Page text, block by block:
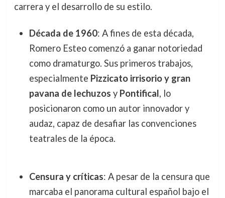
carrera y el desarrollo de su estilo.
Década de 1960: A fines de esta década,
Romero Esteo comenzó a ganar notoriedad
como dramaturgo. Sus primeros trabajos,
especialmente Pizzicato irrisorio y gran
pavana de lechuzos y Pontifical, lo
posicionaron como un autor innovador y
audaz, capaz de desafiar las convenciones
teatrales de la época.
Censura y críticas: A pesar de la censura que
marcaba el panorama cultural español bajo el